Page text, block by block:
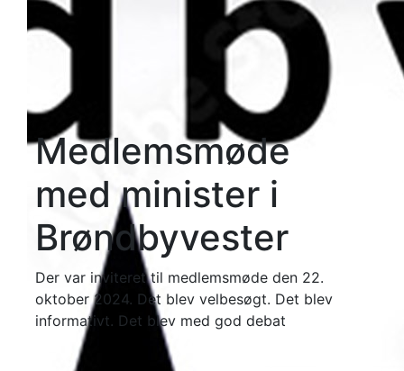
Medlemsmøde
med minister i
Brøndbyvester
Der var inviteret til medlemsmøde den 22.
oktober 2024. Det blev velbesøgt. Det blev
informativt. Det blev med god debat